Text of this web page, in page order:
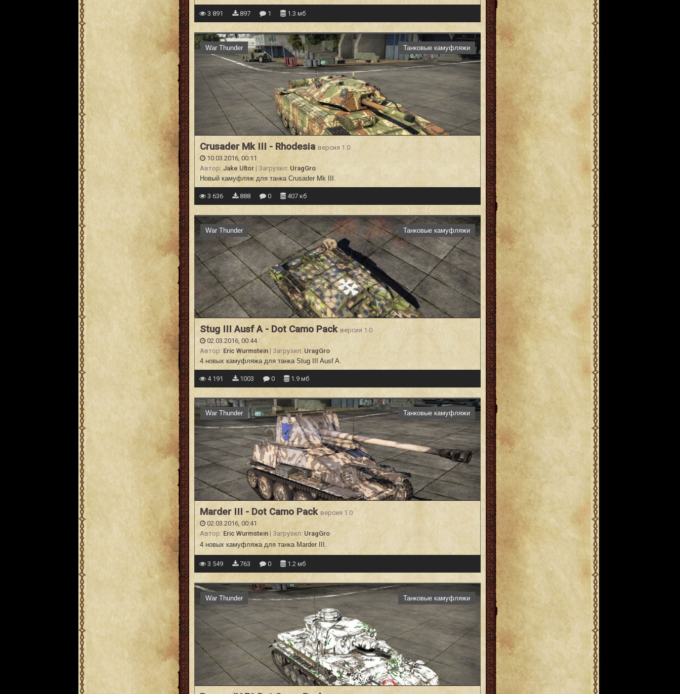
3 891 897 1 1.3 мб
War Thunder Танковые камуфляжи
Crusader Mk III - Rhodesia версия 1.0
10.03.2016, 00:11
Автор: Jake Ultor | Загрузил: UragGro
Новый камуфляж для танка Crusader Mk III.
3 636 888 0 407 кб
War Thunder Танковые камуфляжи
Stug III Ausf A - Dot Camo Pack версия 1.0
02.03.2016, 00:44
Автор: Eric Wurmstein | Загрузил: UragGro
4 новых камуфляжа для танка Stug III Ausf A.
4 191 1003 0 1.9 мб
War Thunder Танковые камуфляжи
Marder III - Dot Camo Pack версия 1.0
02.03.2016, 00:41
Автор: Eric Wurmstein | Загрузил: UragGro
4 новых камуфляжа для танка Marder III.
3 549 763 0 1.2 мб
War Thunder Танковые камуфляжи